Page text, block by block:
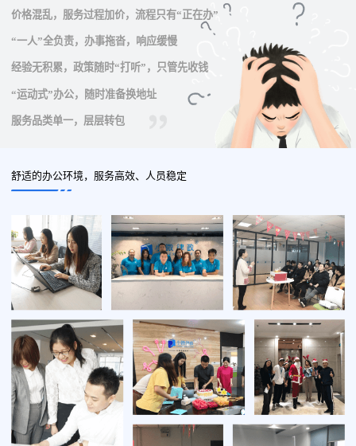
价格混乱，服务过程加价，流程只有“正在办”
“一人”全负责，办事拖沓，响应缓慢
经验无积累，政策随时“打听”，只管先收钱
“运动式”办公，随时准备换地址
服务品类单一，层层转包
舒适的办公环境，服务高效、人员稳定